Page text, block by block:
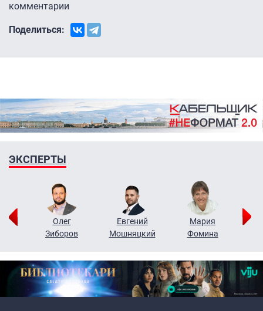
комментарии
Поделиться:
ЭКСПЕРТЫ
Олег
Зиборов
Евгений
Мошняцкий
Мария
Фомина